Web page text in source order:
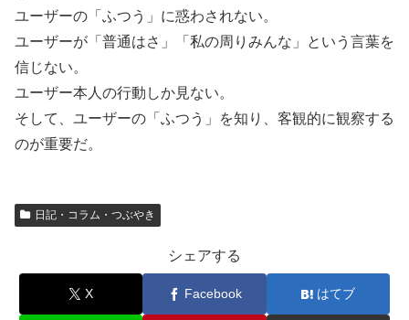
ユーザーの「ふつう」に惑わされない。
ユーザーが「普通はさ」「私の周りみんな」という言葉を
信じない。
ユーザー本人の行動しか見ない。
そして、ユーザーの「ふつう」を知り、客観的に観察する
のが重要だ。
日記・コラム・つぶやき
シェアする
X Facebook はてブ